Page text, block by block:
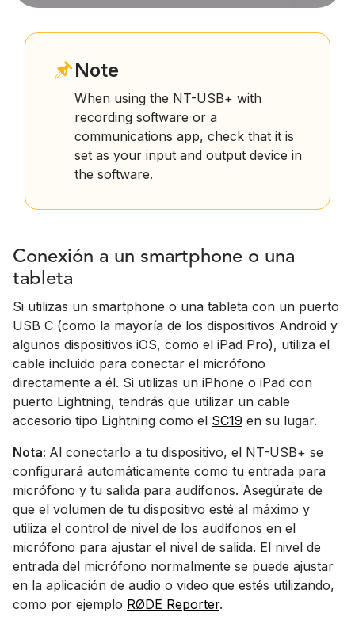
Note
When using the NT-USB+ with
recording software or a
communications app, check that it is
set as your input and output device in
the software.
Conexión a un smartphone o una
tableta
Si utilizas un smartphone o una tableta con un puerto
USB C (como la mayoría de los dispositivos Android y
algunos dispositivos iOS, como el iPad Pro), utiliza el
cable incluido para conectar el micrófono
directamente a él. Si utilizas un iPhone o iPad con
puerto Lightning, tendrás que utilizar un cable
accesorio tipo Lightning como el SC19 en su lugar.
Nota: Al conectarlo a tu dispositivo, el NT-USB+ se
configurará automáticamente como tu entrada para
micrófono y tu salida para audífonos. Asegúrate de
que el volumen de tu dispositivo esté al máximo y
utiliza el control de nivel de los audífonos en el
micrófono para ajustar el nivel de salida. El nivel de
entrada del micrófono normalmente se puede ajustar
en la aplicación de audio o video que estés utilizando,
como por ejemplo RØDE Reporter.